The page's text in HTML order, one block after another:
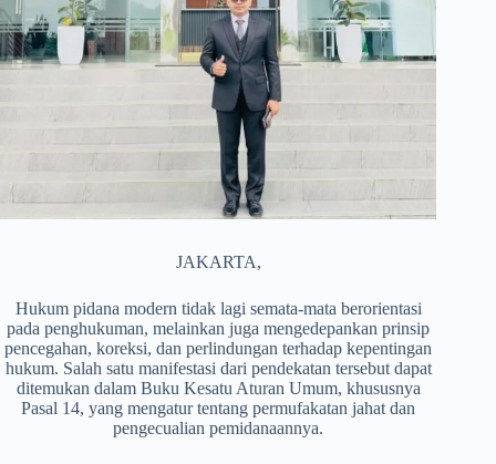
JAKARTA,
Hukum pidana modern tidak lagi semata-mata berorientasi
pada penghukuman, melainkan juga mengedepankan prinsip
pencegahan, koreksi, dan perlindungan terhadap kepentingan
hukum. Salah satu manifestasi dari pendekatan tersebut dapat
ditemukan dalam Buku Kesatu Aturan Umum, khususnya
Pasal 14, yang mengatur tentang permufakatan jahat dan
pengecualian pemidanaannya.